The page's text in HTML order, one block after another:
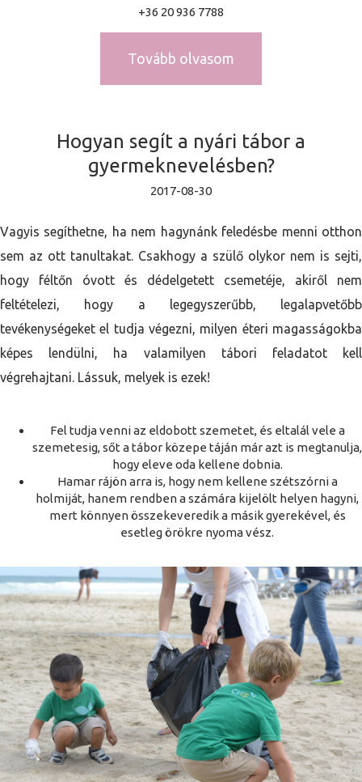
+36 20 936 7788
Tovább olvasom
Hogyan segít a nyári tábor a
gyermeknevelésben?
2017-08-30
Vagyis segíthetne, ha nem hagynánk feledésbe menni otthon
sem az ott tanultakat. Csakhogy a szülő olykor nem is sejti,
hogy féltőn óvott és dédelgetett csemetéje, akiről nem
feltételezi, hogy a legegyszerűbb, legalapvetőbb
tevékenységeket el tudja végezni, milyen éteri magasságokba
képes lendülni, ha valamilyen tábori feladatot kell
végrehajtani. Lássuk, melyek is ezek!
Fel tudja venni az eldobott szemetet, és eltalál vele a
szemetesig, sőt a tábor közepe táján már azt is megtanulja,
hogy eleve oda kellene dobnia.
Hamar rájön arra is, hogy nem kellene szétszórni a
holmiját, hanem rendben a számára kijelölt helyen hagyni,
mert könnyen összekeveredik a másik gyerekével, és
esetleg örökre nyoma vész.